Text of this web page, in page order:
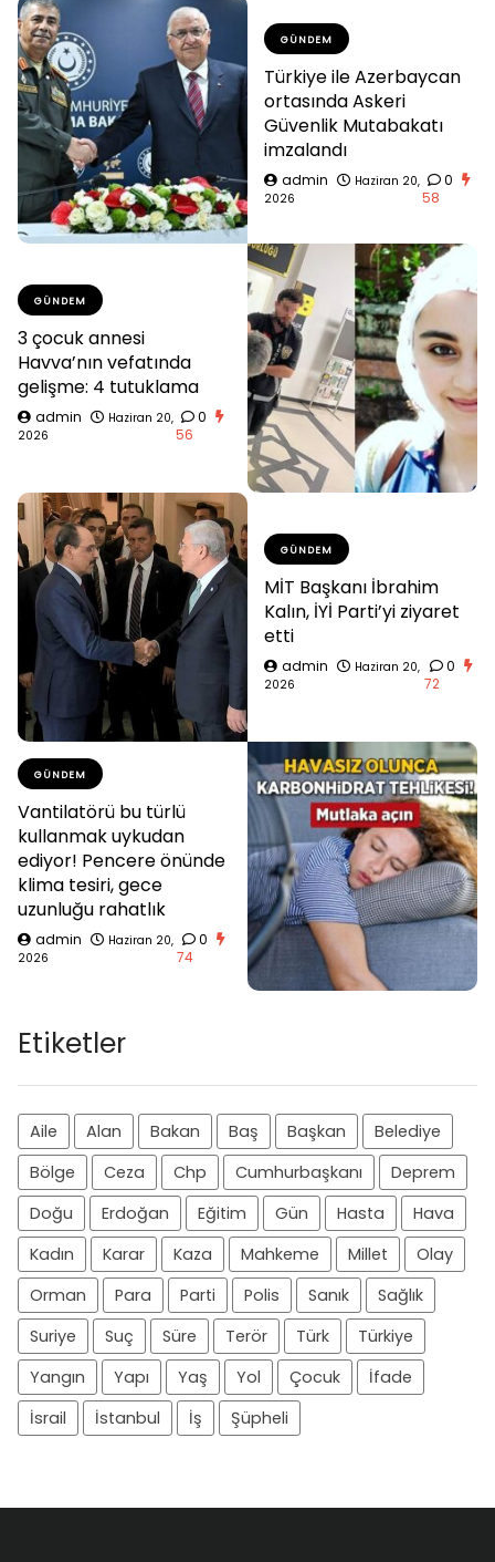
GÜNDEM
Türkiye ile Azerbaycan
ortasında Askeri
Güvenlik Mutabakatı
imzalandı
admin
Haziran 20,
2026
0
58
GÜNDEM
3 çocuk annesi
Havva’nın vefatında
gelişme: 4 tutuklama
admin
Haziran 20,
2026
0
56
GÜNDEM
MİT Başkanı İbrahim
Kalın, İYİ Parti’yi ziyaret
etti
admin
Haziran 20,
2026
0
72
GÜNDEM
Vantilatörü bu türlü
kullanmak uykudan
ediyor! Pencere önünde
klima tesiri, gece
uzunluğu rahatlık
admin
Haziran 20,
2026
0
74
Etiketler
Aile Alan Bakan Baş Başkan
Belediye
Bölge
Ceza Chp Cumhurbaşkanı
Deprem
Doğu
Erdoğan Eğitim Gün Hasta
Hava
Kadın
Karar Kaza Mahkeme Millet
Olay
Orman
Para Parti Polis Sanık
Sağlık
Suriye
Suç Süre Terör Türk
Türkiye
Yangın
Yapı Yaş Yol Çocuk
İfade
İsrail
İstanbul İş Şüpheli